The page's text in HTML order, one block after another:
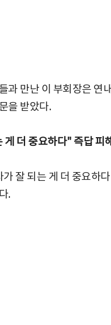
과 만난 이 부회장은 연
을 받았다.
게 더 중요하다" 즉답 피
잘 되는 게 더 중요하
.